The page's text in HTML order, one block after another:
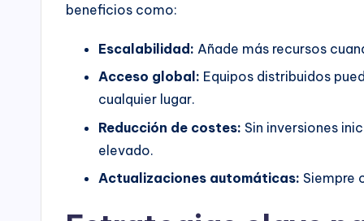
beneficios como:
Escalabilidad: Añade más recursos
Acceso global: Equipos distribuidos
cualquier lugar.
Reducción de costes: Sin inversiones
elevado.
Actualizaciones automáticas: Siempre